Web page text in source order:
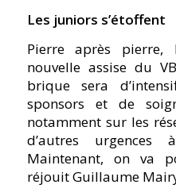
Les juniors s’étoffent
Pierre après
nouvelle assise du
brique sera
sponsors et de
notamment sur les
d’autres
Maintenant, on va
réjouit Guillaume